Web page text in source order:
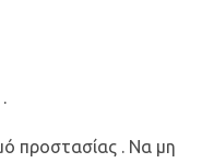
προστασίας . Να μη